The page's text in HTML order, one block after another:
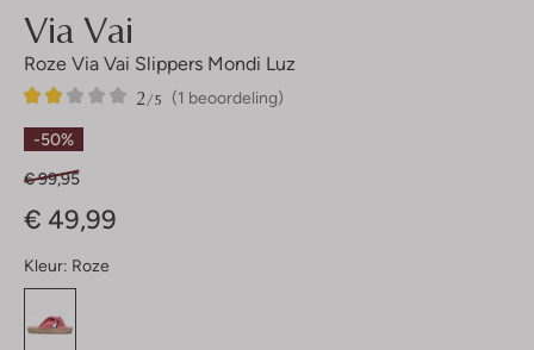
Via Vai
Roze Via Vai Slippers Mondi Luz
(1 beoordeling)
2/5
1
2
Sterren
-50%
€ 99,95
€ 49,99
Kleur: Roze